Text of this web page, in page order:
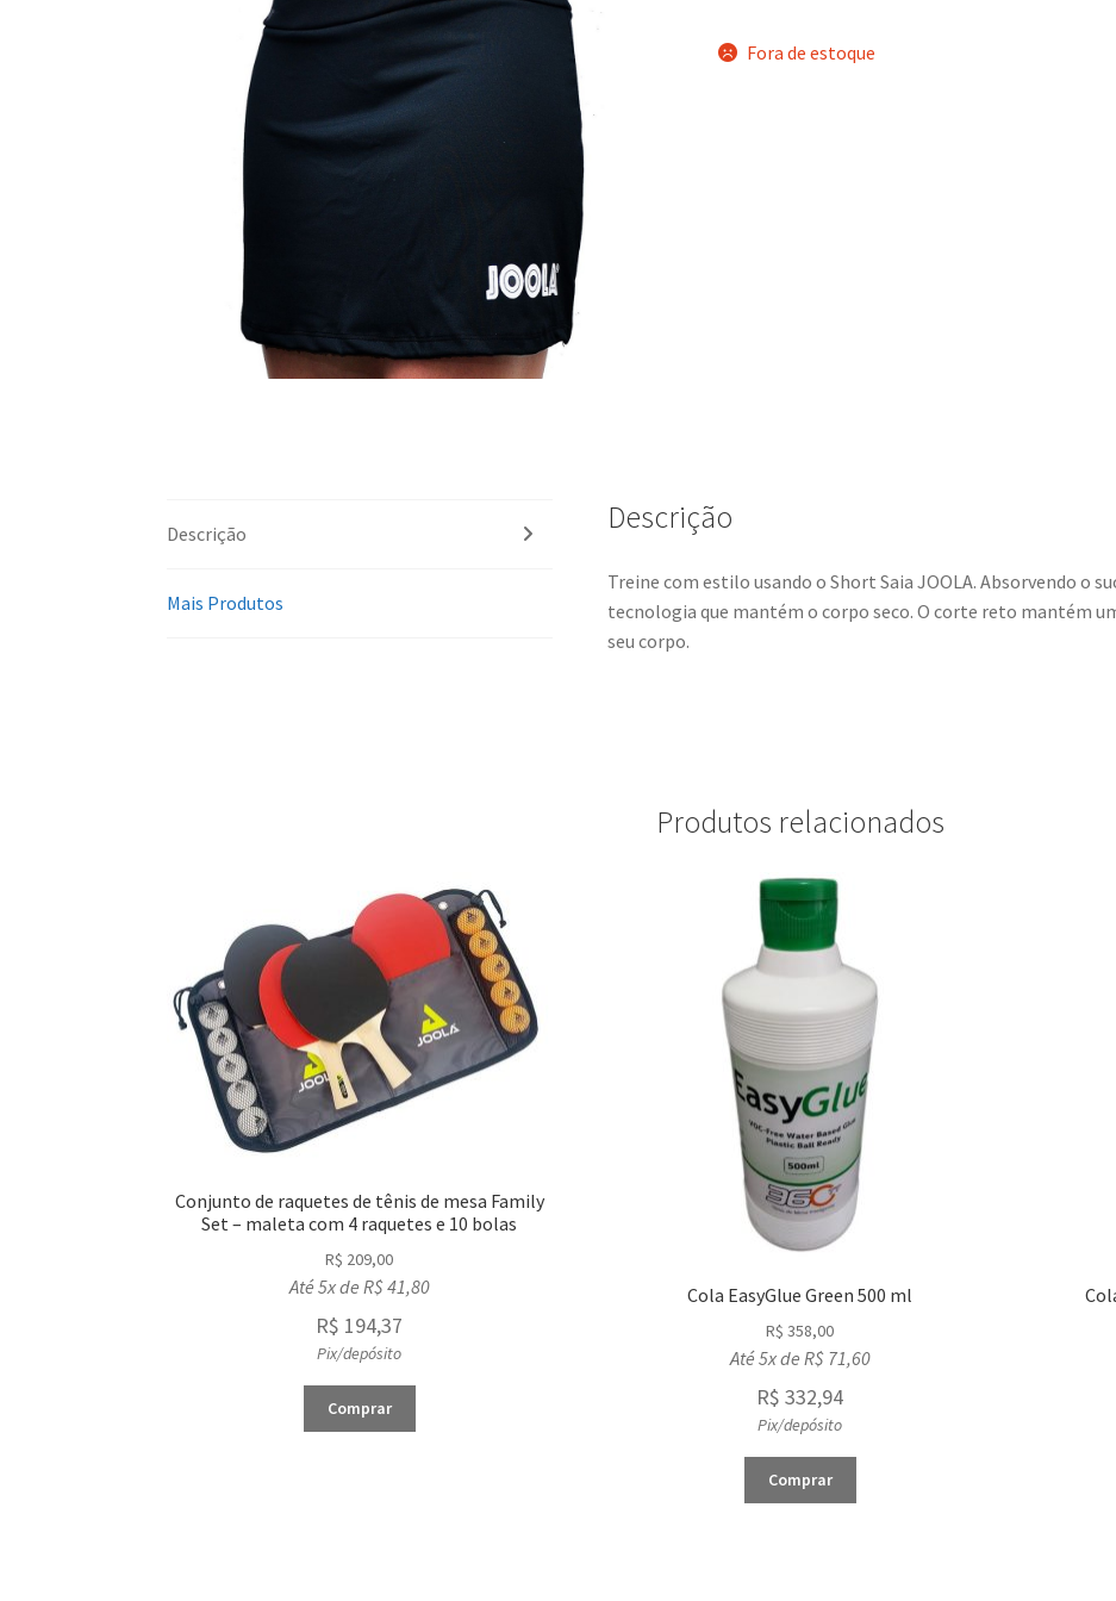
Fora de estoque
Descrição
Mais Produtos
Descrição
Treine com estilo usando o Short Saia JOOLA. Absorvendo o
tecnologia que mantém o corpo seco. O corte reto mantém
seu corpo.
Produtos relacionados
Conjunto de raquetes de tênis de mesa Family
Set – maleta com 4 raquetes e 10 bolas
R$ 209,00
Até 5x de R$41,80
R$ 194,37
Pix/depósito
Comprar
Cola EasyGlue Green 500 ml
R$ 358,00
Até 5x de R$71,60
R$ 332,94
Pix/depósito
Comprar